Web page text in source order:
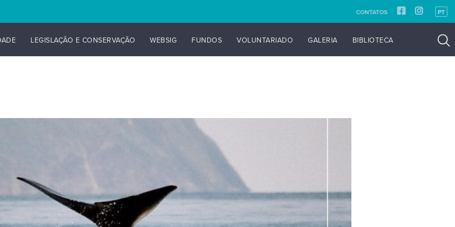
CONTATOS PT
LEGISLAÇÃO E CONSERVAÇÃO WEBSIG FUNDOS VOLUNTARIADO GALERIA BIBLIOTECA